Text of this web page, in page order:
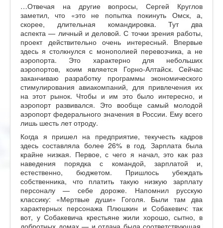
…Отвечая на другие вопросы, Сергей Круглов
заметил, что «это не попытка покинуть Омск, а,
скорее, длительная командировка. Тут два
аспекта — личный и деловой. С точки зрения работы,
проект действительно очень интересный. Впервые
здесь я столкнулся с монополией перевозчика, а не
аэропорта. Это характерно для небольших
аэропортов, коим является Горно-Алтайск. Сейчас
заканчиваю разработку программы экономического
стимулирования авиакомпаний, для привлечения их
на этот рынок. Чтобы и им это было интересно, и
аэропорт развивался. Это вообще самый молодой
аэропорт федерального значения в России. Ему всего
лишь шесть лет отроду.
Когда я пришел на предприятие, текучесть кадров
здесь составляла более 26% в год. Зарплата была
крайне низкая. Первое, с чего я начал, это как раз
наведения порядка с командой, зарплатой и,
естественно, бюджетом. Пришлось убеждать
собственника, что платить такую низкую зарплату
персоналу — себе дороже. Напомнил русскую
классику: «Мертвые души» Гоголя. Были там два
характерных персонажа Плюшкин и Собакевич: так
вот, у Собакевича крестьяне жили хорошо, сытно, в
добротных домах — и отдача была соответствующая,